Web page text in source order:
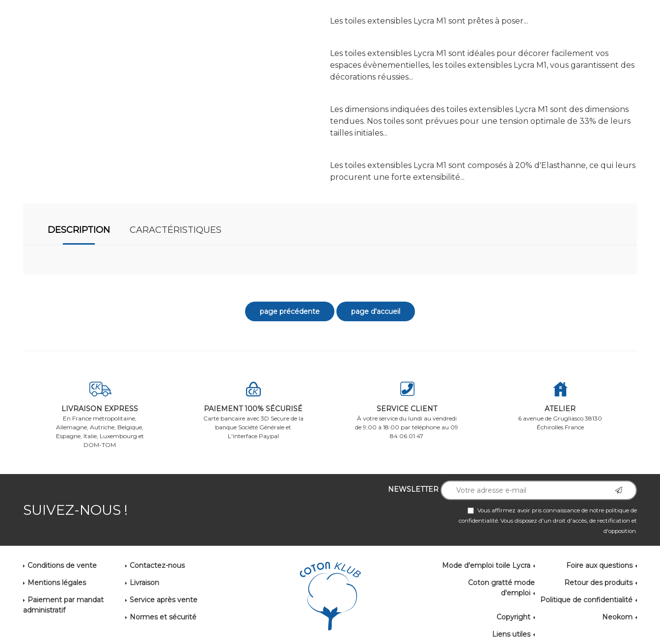
Les toiles extensibles Lycra M1 sont prêtes à poser...
Les toiles extensibles Lycra M1 sont idéales pour décorer facilement vos
espaces évènementielles, les toiles extensibles Lycra M1, vous garantissent des
décorations réussies...
Les dimensions indiquées des toiles extensibles Lycra M1 sont des dimensions
tendues. Nos toiles sont prévues pour une tension optimale de 33% de leurs
tailles initiales...
Les toiles extensibles Lycra M1 sont composés à 20% d'Elasthanne, ce qui leurs
procurent une forte extensibilité...
DESCRIPTION CARACTÉRISTIQUES
LIVRAISON EXPRESS
En France métropolitaine,
Allemagne, Autriche, Belgique,
Espagne, Italie, Luxembourg et
DOM-TOM
PAIEMENT 100% SÉCURISÉ
Carte bancaire avec 3D Secure de la
banque Société Générale et
L'interface Paypal
SERVICE CLIENT
À votre service du lundi au vendredi
de 9:00 à 18:00 par téléphone au 09
84 06 01 47
ATELIER
6 avenue de Grugliasco 38130
Échirolles France
SUIVEZ-NOUS !
NEWSLETTER
Vous affirmez avoir pris connaissance de notre politique de
confidentialité. Vous disposez d'un droit d'accès, de rectification et
d'opposition.
Conditions de vente
Contactez-nous
Mentions légales
Livraison
Paiement par mandat
administratif
Service après vente
Normes et sécurité
Mode d'emploi toile Lycra
Foire aux questions
Coton gratté mode
d'emploi
Retour des produits
Politique de confidentialité
Copyright
Neokom
Liens utiles